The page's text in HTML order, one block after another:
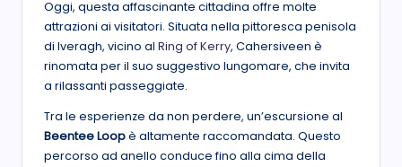
Oggi, questa affascinante cittadina offre molte
attrazioni ai visitatori. Situata nella pittoresca penisola
di Iveragh, vicino al Ring of Kerry, Cahersiveen è
rinomata per il suo suggestivo lungomare, che invita
a rilassanti passeggiate.
Tra le esperienze da non perdere, un’escursione al
Beentee Loopè altamente raccomandata. Questo
percorso ad anello conduce fino alla cima della